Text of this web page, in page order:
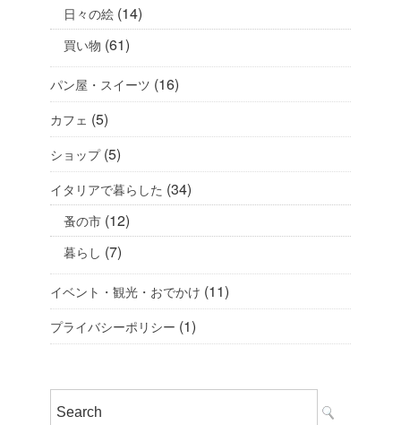
日々の絵 (14)
買い物 (61)
パン屋・スイーツ (16)
カフェ (5)
ショップ(5)
イタリアで暮らした (34)
蚤の市 (12)
暮らし (7)
イベント・観光・おでかけ (11)
プライバシーポリシー (1)